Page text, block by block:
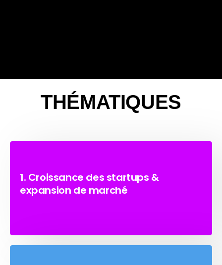
THÉMATIQUES
1. Croissance des startups &
expansion de marché